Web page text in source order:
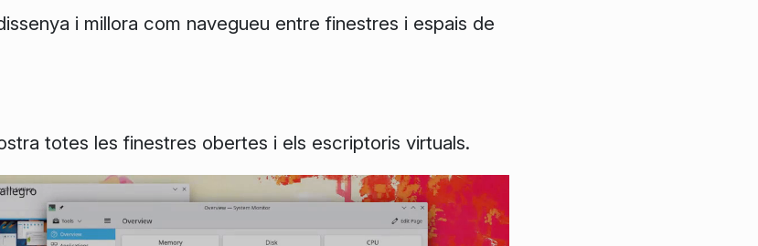
i millora com navegueu entre finestres i espais de
totes les finestres obertes i els escriptoris virtuals.